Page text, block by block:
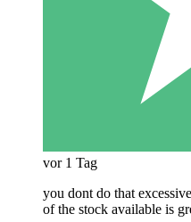
vor 1 Tag
you dont do that
of the stock available is